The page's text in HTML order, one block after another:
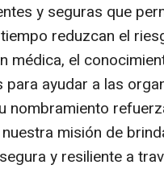
y seguras que
reduzcan el
médica, el
ayudar a las
nombramiento
misión de
y resiliente a